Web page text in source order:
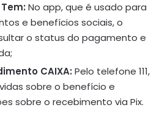
No app, que é usado para
e benefícios sociais, o
o status do pagamento e
CAIXA: Pelo telefone 111,
sobre o benefício e
sobre o recebimento via Pix.